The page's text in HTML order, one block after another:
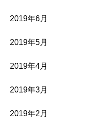
2019年6月
2019年5月
2019年4月
2019年3月
2019年2月